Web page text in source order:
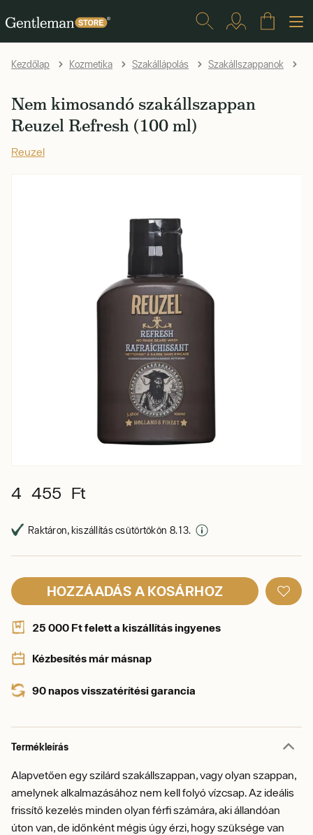
Kezdőlap Kozmetika Szakállápolás Szakállszappanok
Nem kimosandó szakállszappan
Reuzel Refresh (100 ml)
Reuzel
4 455 Ft
Raktáron, kiszállítás csütörtökön 8. 13.
HOZZÁADÁS A KOSÁRHOZ
25 000 Ft felett a kiszállítás ingyenes
Kézbesítés már másnap
90 napos visszatérítési garancia
Termékleírás
Alapvetően egy szilárd szakállszappan, vagy olyan szappan,
amelynek alkalmazásához nem kell folyó vízcsap. Az ideális
frissítő kezelés minden olyan férfi számára, aki állandóan
úton van, de időnként mégis úgy érzi, hogy szüksége van